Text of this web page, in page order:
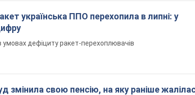
українська ППО перехопила в липні: у
дефіциту ракет-перехоплювачів
змінила свою пенсію, на яку раніше